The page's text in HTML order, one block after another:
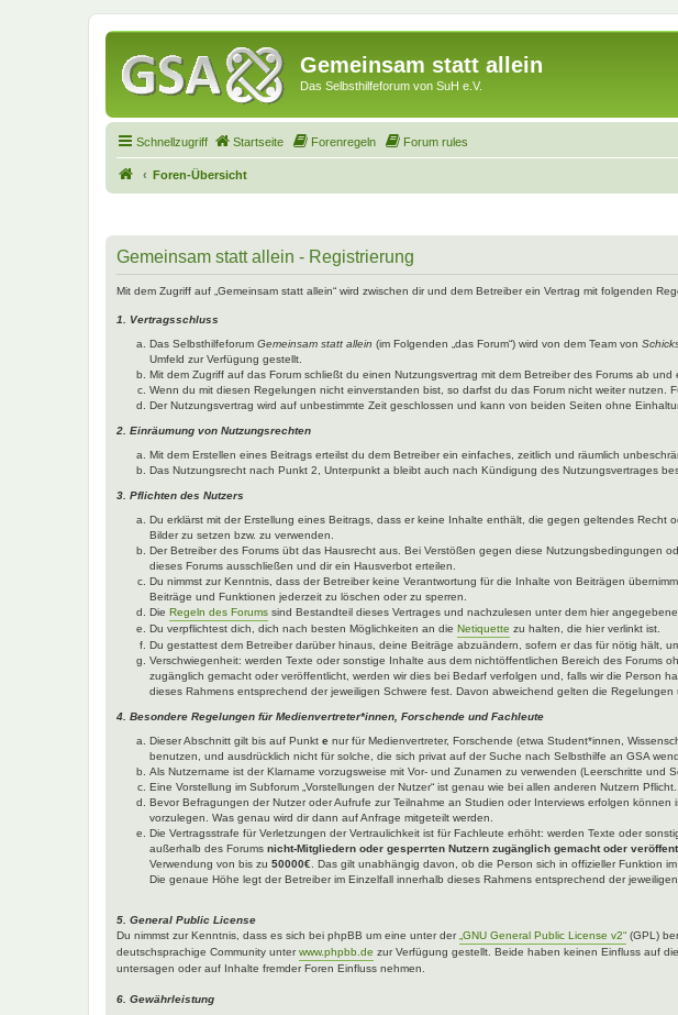
Gemeinsam statt allein
Das Selbsthilfeforum von SuH e.V.
Schnellzugriff Startseite Forenregeln Forum rules
Foren-Übersicht
Gemeinsam statt allein - Registrierung
Mit dem Zugriff auf „Gemeinsam statt allein“ wird zwischen dir und dem Betreiber ein Vertrag mit folgenden
1. Vertragsschluss
Das Selbsthilfeforum Gemeinsam statt allein (im Folgenden „das Forum“) wird von dem Team von
Umfeld zur Verfügung gestellt.
Mit dem Zugriff auf das Forum schließt du einen Nutzungsvertrag mit dem Betreiber des Forums ab
Wenn du mit diesen Regelungen nicht einverstanden bist, so darfst du das Forum nicht weiter nutzen.
Der Nutzungsvertrag wird auf unbestimmte Zeit geschlossen und kann von beiden Seiten ohne
2. Einräumung von Nutzungsrechten
Mit dem Erstellen eines Beitrags erteilst du dem Betreiber ein einfaches, zeitlich und räumlich
Das Nutzungsrecht nach Punkt 2, Unterpunkt a bleibt auch nach Kündigung des Nutzungsvertrages
3. Pflichten des Nutzers
Du erklärst mit der Erstellung eines Beitrags, dass er keine Inhalte enthält, die gegen geltendes
Bilder zu setzen bzw. zu verwenden.
Der Betreiber des Forums übt das Hausrecht aus. Bei Verstößen gegen diese Nutzungsbedingungen
dieses Forums ausschließen und dir ein Hausverbot erteilen.
Du nimmst zur Kenntnis, dass der Betreiber keine Verantwortung für die Inhalte von Beiträgen
Beiträge und Funktionen jederzeit zu löschen oder zu sperren.
Die Regeln des Forums sind Bestandteil dieses Vertrages und nachzulesen unter dem hier
Du verpflichtest dich, dich nach besten Möglichkeiten an die Netiquette zu halten, die hier verlinkt ist.
Du gestattest dem Betreiber darüber hinaus, deine Beiträge abzuändern, sofern er das für nötig hält,
Verschwiegenheit: werden Texte oder sonstige Inhalte aus dem nichtöffentlichen Bereich des Forums
zugänglich gemacht oder veröffentlicht, werden wir dies bei Bedarf verfolgen und, falls wir die Person
dieses Rahmens entsprechend der jeweiligen Schwere fest. Davon abweichend gelten die Regelungen
4. Besondere Regelungen für Medienvertreter*innen, Forschende und Fachleute
Dieser Abschnitt gilt bis auf Punkt e nur für Medienvertreter, Forschende (etwa Student*innen,
benutzen, und ausdrücklich nicht für solche, die sich privat auf der Suche nach Selbsthilfe an GSA
Als Nutzername ist der Klarname vorzugsweise mit Vor- und Zunamen zu verwenden (Leerschritte
Eine Vorstellung im Subforum „Vorstellungen der Nutzer“ ist genau wie bei allen anderen Nutzern Pflicht.
Bevor Befragungen der Nutzer oder Aufrufe zur Teilnahme an Studien oder Interviews erfolgen können
vorzulegen. Was genau wird dir dann auf Anfrage mitgeteilt werden.
Die Vertragsstrafe für Verletzungen der Vertraulichkeit ist für Fachleute erhöht: werden Texte oder
außerhalb des Forums nicht-Mitgliedern oder gesperrten Nutzern zugänglich gemacht oder
Verwendung von bis zu 50000€ . Das gilt unabhängig davon, ob die Person sich in offizieller Funktion
Die genaue Höhe legt der Betreiber im Einzelfall innerhalb dieses Rahmens entsprechend der
5. General Public License
Du nimmst zur Kenntnis, dass es sich bei phpBB um eine unter der „GNU General Public License v2“ (GPL)
deutschsprachige Community unterwww.phpbb.de zur Verfügung gestellt. Beide haben keinen Einfluss auf
untersagen oder auf Inhalte fremder Foren Einfluss nehmen.
6. Gewährleistung